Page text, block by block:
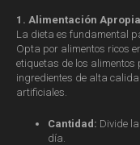
1. Alimentación
La dieta es fundamental
Opta por alimentos ricos
etiquetas de los alimentos
ingredientes de alta
artificiales.
Cantidad: Divide
día.